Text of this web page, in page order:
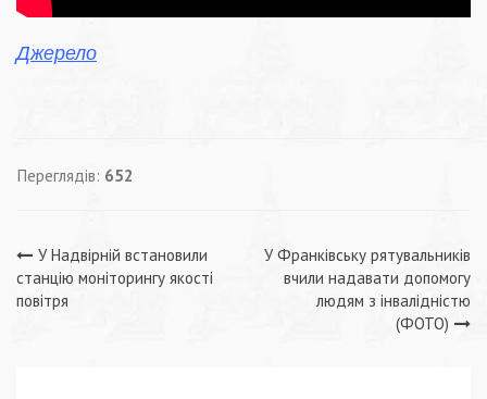
Джерело
Переглядів: 652
Навігація
записів
У Надвірній встановили
станцію моніторингу якості
повітря
У Франківську рятувальників
вчили надавати допомогу
людям з інвалідністю
(ФОТО)